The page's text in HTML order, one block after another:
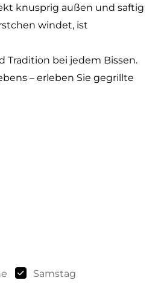
knusprig außen und saftig
windet, ist
Tradition bei jedem Bissen.
– erleben Sie gegrillte
Samstag